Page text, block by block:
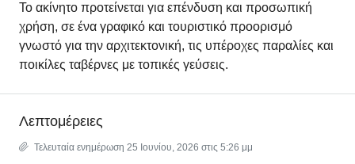
Το ακίνητο προτείνεται για επένδυση και προσωπική
χρήση, σε ένα γραφικό και τουριστικό προορισμό
γνωστό για την αρχιτεκτονική, τις υπέροχες παραλίες και
ποικίλες ταβέρνες με τοπικές γεύσεις.
Λεπτομέρειες
Τελευταία ενημέρωση 25 Ιουνίου, 2026 στις 5:26 μμ